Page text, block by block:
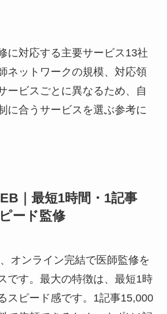
に対応する主要サービス13社
ネットワークの規模、対応領
ービスごとに異なるため、自
に合うサービスを選ぶ参考に
｜最短1時間・1記事
ード監修
オンライン完結で医師監修を
です。最大の特徴は、最短1時
スピード感です。1記事15,000